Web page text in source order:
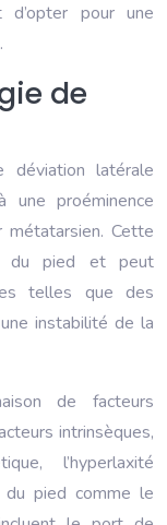
d’opter pour une
de
déviation latérale
une proéminence
Cette
du pied et peut
telles que des
instabilité de la
de facteurs
intrinsèques,
l’hyperlaxité
du pied comme le